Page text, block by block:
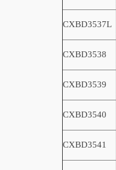
CXBD3537L
CXBD3538
CXBD3539
CXBD3540
CXBD3541